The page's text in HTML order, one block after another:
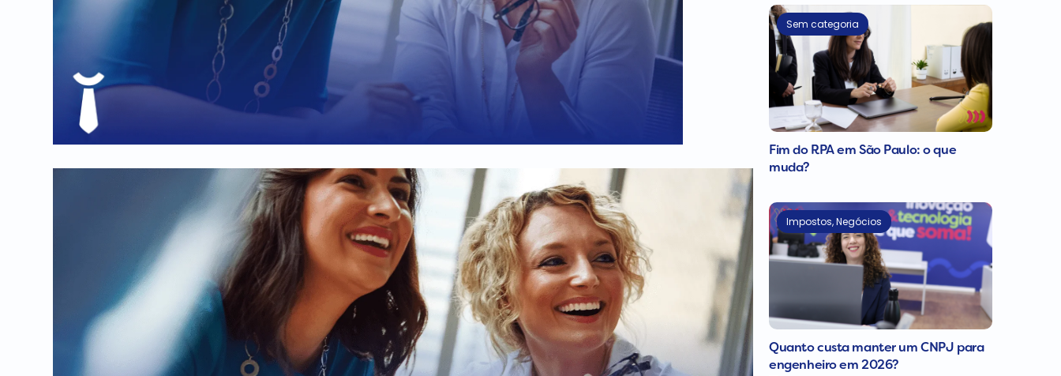
Sem categoria
Fim do RPA em São Paulo: o que
muda?
Impostos,Negócios
Quanto custa manter um CNPJ para
engenheiro em 2026?